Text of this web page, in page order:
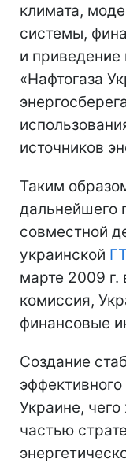
климата,
системы,
и приведение
«Нафтогаза
источников
Таким
дальнейшего
совместной
украинской
марте 2009
комиссия,
финансовые
Создание
Украине, чего
частью